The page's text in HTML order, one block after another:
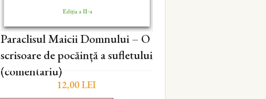
Paraclisul Maicii Domnului – O
scrisoare de pocăință a sufletului
(comentariu)
12,00LEI